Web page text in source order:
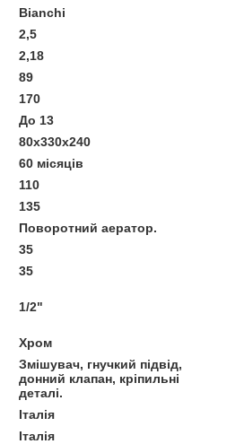
Bianchi
2,5
2,18
89
170
До 13
80х330х240
60 місяців
110
135
Поворотний аератор.
35
35
1/2"
Хром
Змішувач, гнучкий підвід,
донний клапан, кріпильні
деталі.
Італія
Італія